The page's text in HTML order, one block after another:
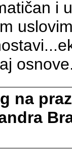
i
na